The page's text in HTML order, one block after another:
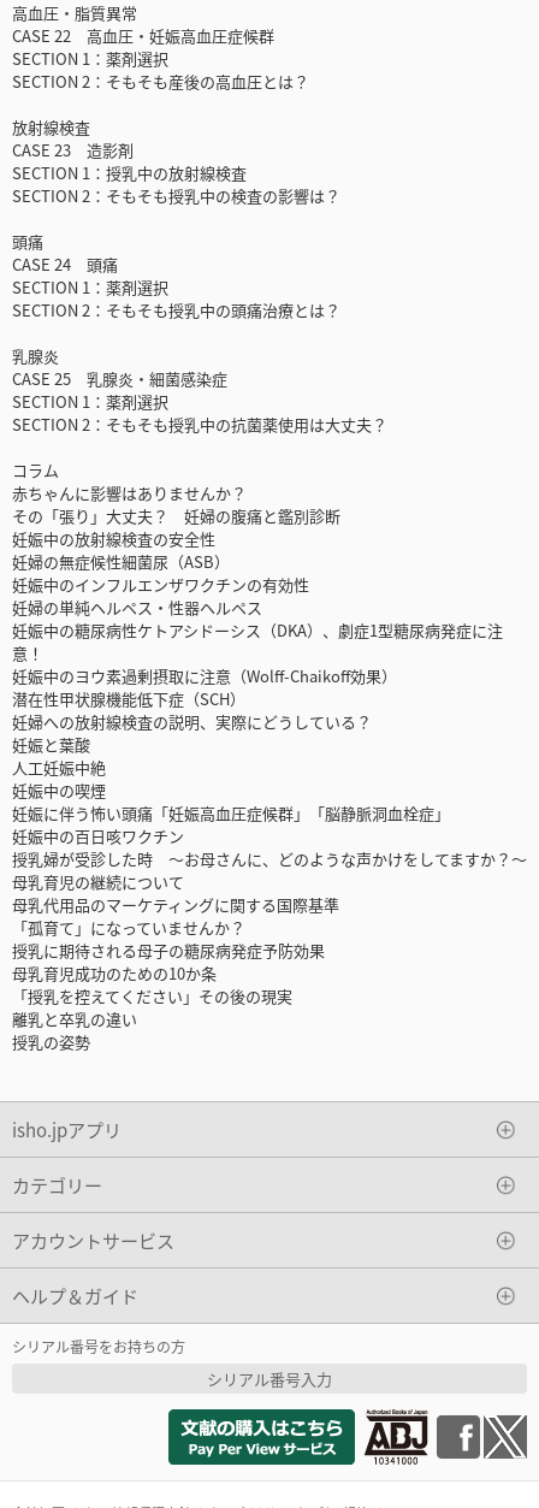
高血圧・脂質異常
CASE 22 高血圧・妊娠高血圧症候群
SECTION 1：薬剤選択
SECTION 2：そもそも産後の高血圧とは？
放射線検査
CASE 23 造影剤
SECTION 1：授乳中の放射線検査
SECTION 2：そもそも授乳中の検査の影響は？
頭痛
CASE 24 頭痛
SECTION 1：薬剤選択
SECTION 2：そもそも授乳中の頭痛治療とは？
乳腺炎
CASE 25 乳腺炎・細菌感染症
SECTION 1：薬剤選択
SECTION 2：そもそも授乳中の抗菌薬使用は大丈夫？
コラム
赤ちゃんに影響はありませんか？
その「張り」大丈夫？ 妊婦の腹痛と鑑別診断
妊娠中の放射線検査の安全性
妊婦の無症候性細菌尿（ASB）
妊娠中のインフルエンザワクチンの有効性
妊婦の単純ヘルペス・性器ヘルペス
妊娠中の糖尿病性ケトアシドーシス（DKA）、劇症1型糖尿病発症に注
意！
妊娠中のヨウ素過剰摂取に注意（Wolff-Chaikoff効果）
潜在性甲状腺機能低下症（SCH）
妊婦への放射線検査の説明、実際にどうしている？
妊娠と葉酸
人工妊娠中絶
妊娠中の喫煙
妊娠に伴う怖い頭痛「妊娠高血圧症候群」「脳静脈洞血栓症」
妊娠中の百日咳ワクチン
授乳婦が受診した時 ～お母さんに、どのような声かけをしてますか？～
母乳育児の継続について
母乳代用品のマーケティングに関する国際基準
「孤育て」になっていませんか？
授乳に期待される母子の糖尿病発症予防効果
母乳育児成功のための10か条
「授乳を控えてください」その後の現実
離乳と卒乳の違い
授乳の姿勢
isho.jpアプリ
カテゴリー
アカウントサービス
ヘルプ＆ガイド
シリアル番号をお持ちの方
シリアル番号入力